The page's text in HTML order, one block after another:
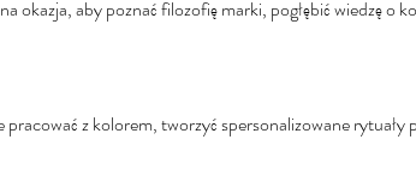
okazja, aby poznać filozofię marki, pogłębić wiedzę o
z kolorem, tworzyć spersonalizowane rytuały